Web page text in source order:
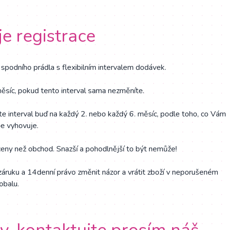
registrace
prádla s flexibilním intervalem dodávek.
pokud tento interval sama nezměníte.
buď na každý 2. nebo každý 6. měsíc, podle toho, co Vám
vyhovuje.
než obchod. Snazší a pohodlnější to být nemůže!
a 14denní právo změnit názor a vrátit zboží v neporušeném